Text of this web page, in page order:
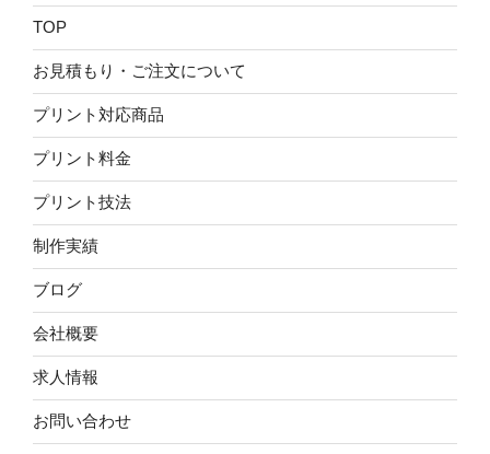
TOP
お見積もり・ご注文について
プリント対応商品
プリント料金
プリント技法
制作実績
ブログ
会社概要
求人情報
お問い合わせ